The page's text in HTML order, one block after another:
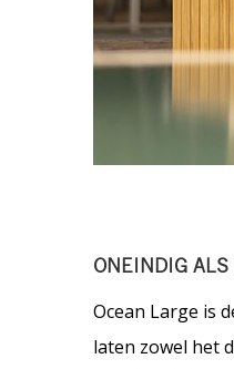
ONEINDIG ALS
Ocean Large is
laten zowel het